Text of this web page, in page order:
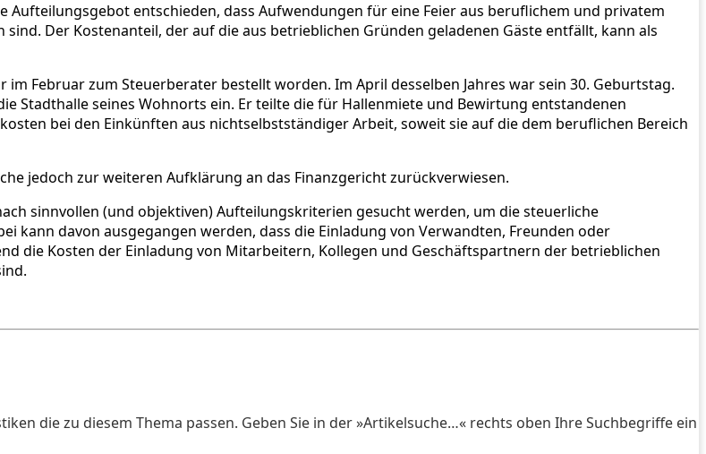
Aufteilungsgebot entschieden, dass Aufwendungen für eine Feier aus beruflichem und privatem
Der Kostenanteil, der auf die aus betrieblichen Gründen geladenen Gäste entfällt, kann als
Februar zum Steuerberater bestellt worden. Im April desselben Jahres war sein 30. Geburtstag.
Stadthalle seines Wohnorts ein. Er teilte die für Hallenmiete und Bewirtung entstandenen
bei den Einkünften aus nichtselbstständiger Arbeit, soweit sie auf die dem beruflichen Bereich
jedoch zur weiteren Aufklärung an das Finanzgericht zurückverwiesen.
sinnvollen (und objektiven) Aufteilungskriterien gesucht werden, um die steuerliche
kann davon ausgegangen werden, dass die Einladung von Verwandten, Freunden oder
die Kosten der Einladung von Mitarbeitern, Kollegen und Geschäftspartnern der betrieblichen
die zu diesem Thema passen. Geben Sie in der »Artikelsuche…« rechts oben Ihre Suchbegriffe ein